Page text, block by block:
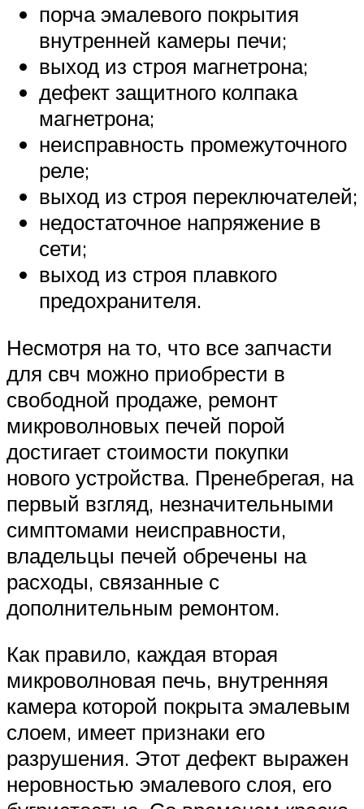
порча эмалевого покрытия
внутренней камеры печи;
выход из строя магнетрона;
дефект защитного колпака
магнетрона;
неисправность промежуточного
реле;
выход из строя переключателей;
недостаточное напряжение в
сети;
выход из строя плавкого
предохранителя.
Несмотря на то, что все запчасти
для свч можно приобрести в
свободной продаже, ремонт
микроволновых печей порой
достигает стоимости покупки
нового устройства. Пренебрегая, на
первый взгляд, незначительными
симптомами неисправности,
владельцы печей обречены на
расходы, связанные с
дополнительным ремонтом.
Как правило, каждая вторая
микроволновая печь, внутренняя
камера которой покрыта эмалевым
слоем, имеет признаки его
разрушения. Этот дефект выражен
неровностью эмалевого слоя, его